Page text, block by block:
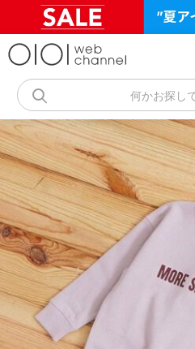
キ
ッ
プ
何かお探し